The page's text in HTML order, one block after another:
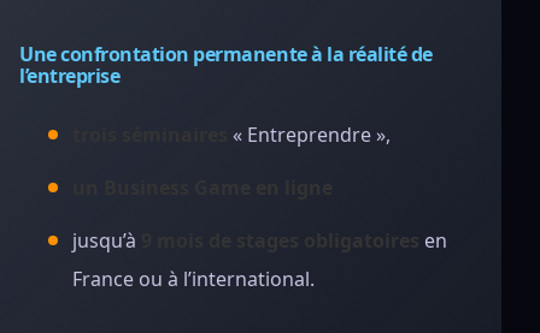
Une confrontation permanente à la réalité de
l’entreprise
« Entreprendre »,
jusqu’à
9 mois de stages obligatoires en
France ou à l’international.